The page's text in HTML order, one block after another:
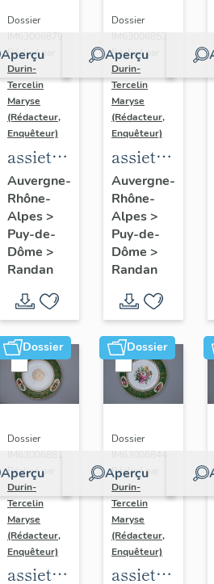
Randan"
Randan"
Aperçu
Dossier
IM63006879 |
Réalisé par
Durin-
Tercelin
Maryse
(Rédacteur,
Enquêteur)
assiette
dite
assiette
à
potage
du
service
dit
"service
d'apparat
du
château
Randan"
Auvergne-
Rhône-
Alpes>
Puy-de-
Dôme >
Randan
Aperçu
Dossier
IM63006853 |
Réalisé par
Durin-
Tercelin
Maryse
(Rédacteur,
Enquêteur)
assiette
dite
assiette
à
dessert
du
service
dit
"service
d'apparat
du
château
Randan"
Auvergne-
Rhône-
Alpes>
Puy-de-
Dôme >
Randan
Dossier
Aperçu
Dossier
IM63006881 |
Réalisé par
Durin-
Tercelin
Maryse
(Rédacteur,
Enquêteur)
assiette
Dossier
Aperçu
Dossier
IM63006844 |
Réalisé par
Durin-
Tercelin
Maryse
(Rédacteur,
Enquêteur)
assiette